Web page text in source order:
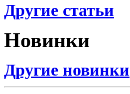
Другие статьи
Новинки
Другие новинки